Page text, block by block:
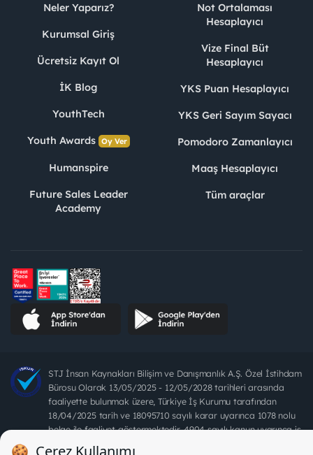
Neler Yaparız?
Kurumsal Giriş
Ücretsiz Kayıt Ol
İK Blog
YouthTech
Youth Awards Oy Ver
Humanspire
Future Sales Leader
Academy
Not Ortalaması
Hesaplayıcı
Vize Final Büt
Hesaplayıcı
YKS Puan Hesaplayıcı
YKS Geri Sayım Sayacı
Pomodoro Zamanlayıcı
Maaş Hesaplayıcı
Tüm araçlar
STJ İnsan Kaynakları Bilişim ve Danışmanlık A.Ş. Özel İstihdam
Bürosu Olarak 13/05/2025 - 12/05/2028 tarihleri arasında
faaliyette bulunmak üzere, Türkiye İş Kurumu tarafından
18/04/2025 tarih ve 18095710 sayılı karar uyarınca 1078 nolu
belge ile faaliyet göstermektedir. 4904 sayılı kanun uyarınca iş